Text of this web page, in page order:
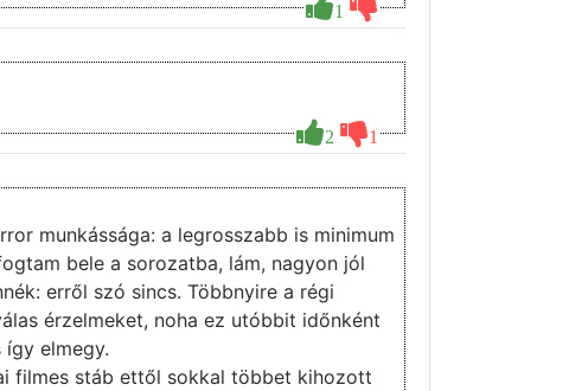
1
2 1
munkássága: a legrosszabb is minimum
bele a sorozatba, lám, nagyon jól
erről szó sincs. Többnyire a régi
érzelmeket, noha ez utóbbit időnként
elmegy.
filmes stáb ettől sokkal többet kihozott